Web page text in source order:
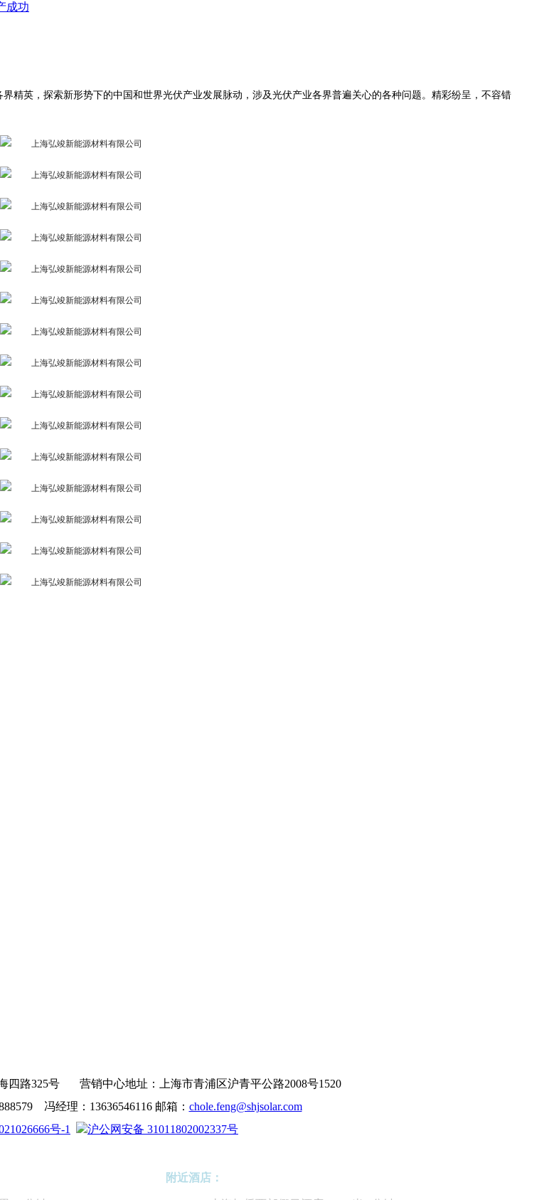
成功
精英，探索新形势下的中国和世界光伏产业发展脉动，涉及光伏产业各界普遍关心的各种问题。精彩纷呈，不容错
四路325号 营销中心地址：上海市青浦区沪青平公路2008号1520
冯经理：13636546116 邮箱： chole.feng@shjsolar.com
号-1 沪公网安备 31011802002337号
附近酒店：